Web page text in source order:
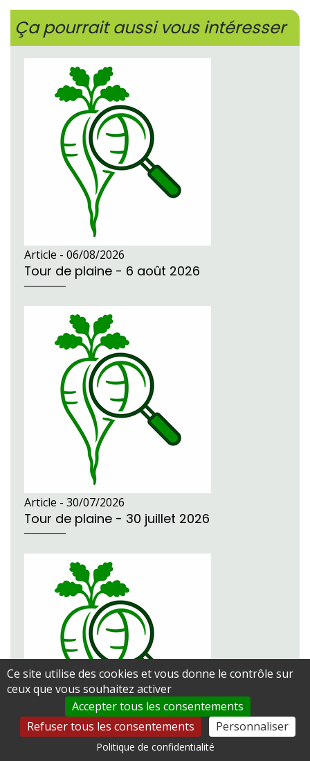
Ça pourrait aussi vous intéresser
Article - 06/08/2026
Tour de plaine - 6 août 2026
Article - 30/07/2026
Tour de plaine - 30 juillet 2026
23/07/2026
Ce site utilise des cookies et vous donne le contrôle sur
ceux que vous souhaitez activer
Accepter tous les consentements
Refuser tous les consentements
Personnaliser
Politique de confidentialité